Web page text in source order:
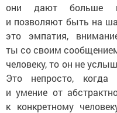
они дают больше
и позволяют быть на
это эмпатия,
ты со своим
человеку, то он не
Это непросто,
и умение от
к конкретному